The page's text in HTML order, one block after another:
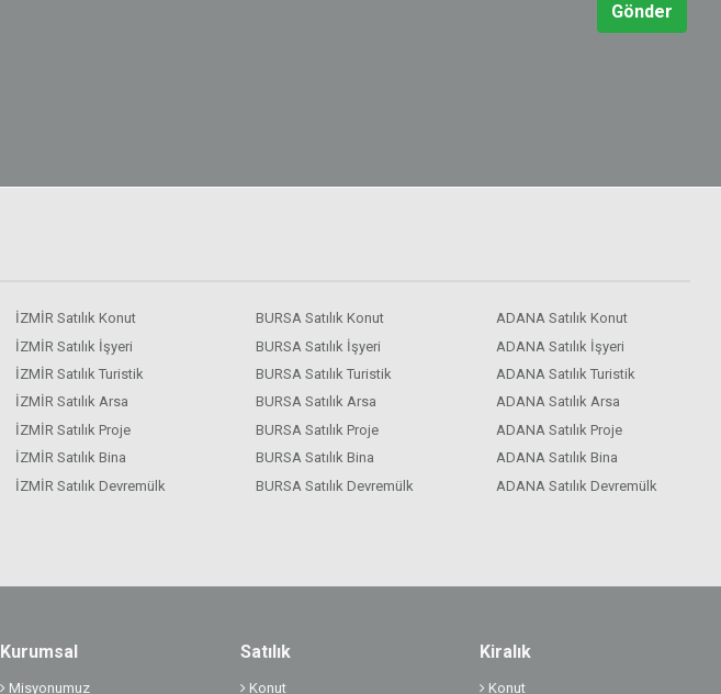
Gönder
İZMİR Satılık Konut
İZMİR Satılık İşyeri
İZMİR Satılık Turistik
İZMİR Satılık Arsa
İZMİR Satılık Proje
İZMİR Satılık Bina
İZMİR Satılık Devremülk
BURSA Satılık Konut
BURSA Satılık İşyeri
BURSA Satılık Turistik
BURSA Satılık Arsa
BURSA Satılık Proje
BURSA Satılık Bina
BURSA Satılık Devremülk
ADANA Satılık Konut
ADANA Satılık İşyeri
ADANA Satılık Turistik
ADANA Satılık Arsa
ADANA Satılık Proje
ADANA Satılık Bina
ADANA Satılık Devremülk
Kurumsal
Misyonumuz
Satılık
Konut
Kiralık
Konut